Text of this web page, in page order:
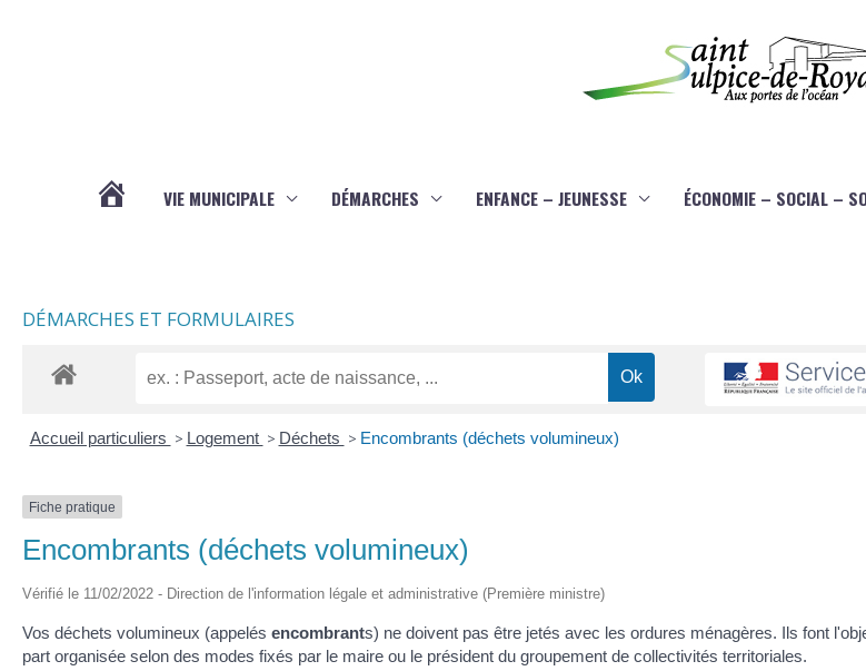
VIE MUNICIPALE DÉMARCHES ENFANCE – JEUNESSE ÉCONOMIE – SOCIAL –
DÉMARCHES ET FORMULAIRES
Accueil particuliers > Logement > Déchets > Encombrants (déchets volumineux)
Fiche pratique
Encombrants (déchets volumineux)
Vérifié le 11/02/2022 - Direction de l'information légale et administrative (Première ministre)
Vos déchets volumineux (appelés encombrants) ne doivent pas être jetés avec les ordures ménagères. Ils font
part organisée selon des modes fixés par le maire ou le président du groupement de collectivités territoriales.